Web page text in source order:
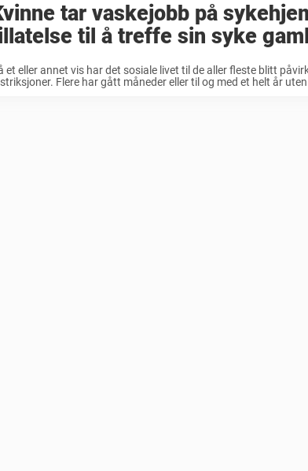
tar vaskejobb på
til å treffe sin syke
et eller annet vis har det sosiale livet til de aller fleste blitt
Flere har gått måneder eller til og med et helt år